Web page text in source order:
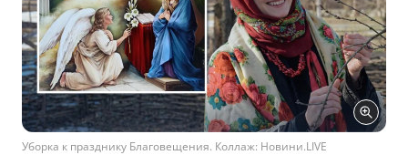
Уборка к празднику Благовещения. Коллаж: Новини.LIVE